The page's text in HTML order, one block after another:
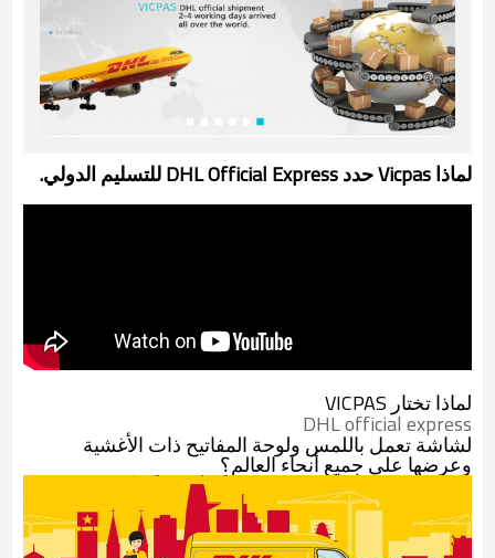
لماذا Vicpas حدد DHL Official Express للتسليم الدولي.
لماذا تختار VICPAS
DHL official express
لشاشة تعمل باللمس ولوحة المفاتيح ذات الأغشية
وعرضها على جميع أنحاء العالم؟